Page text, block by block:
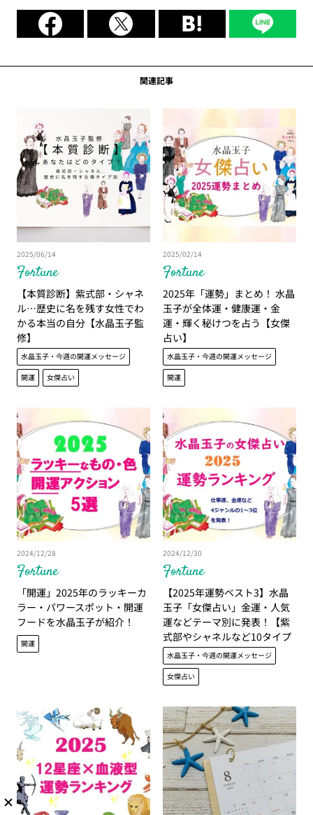
関連記事
Fortune
2025/06/14
【本質診断】紫式部・シャネ
ル…歴史に名を残す女性でわ
かる本当の自分【水晶玉子監
修】
水晶玉子・今週の開運メッセージ
開運
女傑占い
Fortune
2025/02/14
2025年「運勢」まとめ！ 水晶
玉子が全体運・健康運・金
運・輝く秘けつを占う【女傑
占い】
水晶玉子・今週の開運メッセージ
開運
Fortune
2024/12/28
「開運」2025年のラッキーカ
ラー・パワースポット・開運
フードを水晶玉子が紹介！
開運
Fortune
2024/12/30
【2025年運勢ベスト3】水晶
玉子「女傑占い」金運・人気
運などテーマ別に発表！【紫
式部やシャネルなど10タイプ
で占う】
水晶玉子・今週の開運メッセージ
女傑占い